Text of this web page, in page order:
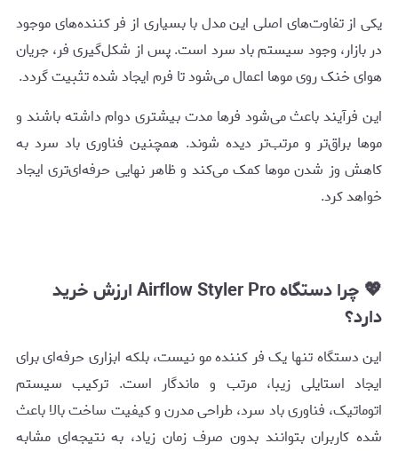
یکی از تفاوت‌های اصلی این مدل با بسیاری از فر کننده‌های موجود
در بازار، وجود سیستم باد سرد است. پس از شکل‌گیری فر، جریان
هوای خنک روی موها اعمال می‌شود تا فرم ایجاد شده تثبیت گردد.
این فرآیند باعث می‌شود فرها مدت بیشتری دوام داشته باشند و
موها براق‌تر و مرتب‌تر دیده شوند. همچنین فناوری باد سرد به
کاهش وز شدن موها کمک می‌کند و ظاهر نهایی حرفه‌ای‌تری ایجاد
خواهد کرد.
💖 چرا دستگاه Airflow Styler Pro ارزش خرید
دارد؟
این دستگاه تنها یک فر کننده مو نیست، بلکه ابزاری حرفه‌ای برای
ایجاد استایلی زیبا، مرتب و ماندگار است. ترکیب سیستم
اتوماتیک، فناوری باد سرد، طراحی مدرن و کیفیت ساخت بالا باعث
شده کاربران بتوانند بدون صرف زمان زیاد، به نتیجه‌ای مشابه